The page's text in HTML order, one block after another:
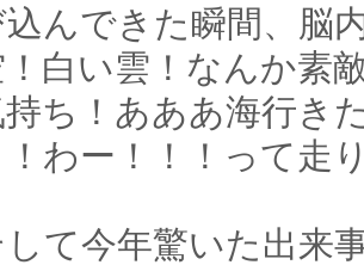
込んできた瞬間、脳
！白い雲！なんか素
持ち！あああ海行き
！わー！！！って走
して今年驚いた出来